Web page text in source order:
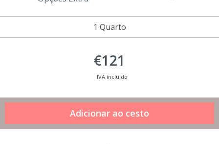
1 Quarto
€121
IVA incluído